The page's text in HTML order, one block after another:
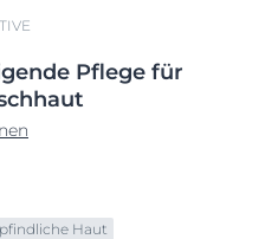
Pflege für
Haut